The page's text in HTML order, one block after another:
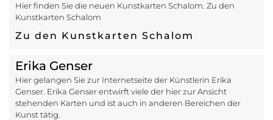
Hier finden Sie die neuen Kunstkarten Schalom. Zu den
Kunstkarten Schalom
Zu den Kunstkarten Schalom
Erika Genser
Hier gelangen Sie zur Internetseite der Künstlerin Erika
Genser. Erika Genser entwirft viele der hier zur Ansicht
stehenden Karten und ist auch in anderen Bereichen der
Kunst tätig.